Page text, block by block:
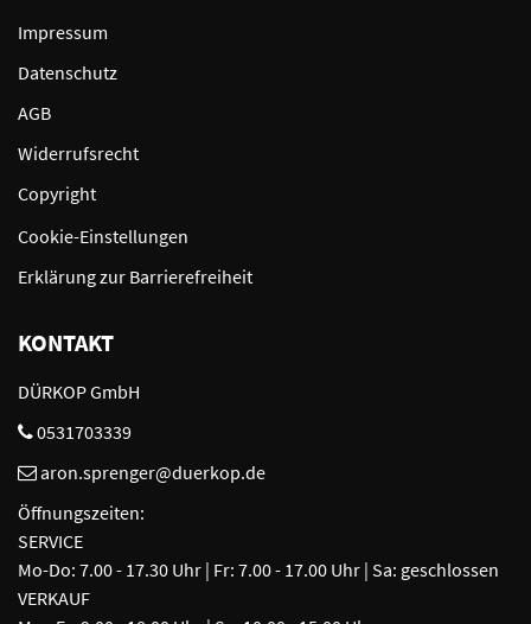
Impressum
Datenschutz
AGB
Widerrufsrecht
Copyright
Cookie-Einstellungen
Erklärung zur Barrierefreiheit
KONTAKT
DÜRKOP GmbH
0531703339
aron.sprenger@duerkop.de
Öffnungszeiten:
SERVICE
Mo-Do: 7.00 - 17.30 Uhr | Fr: 7.00 - 17.00 Uhr | Sa: geschlossen
VERKAUF